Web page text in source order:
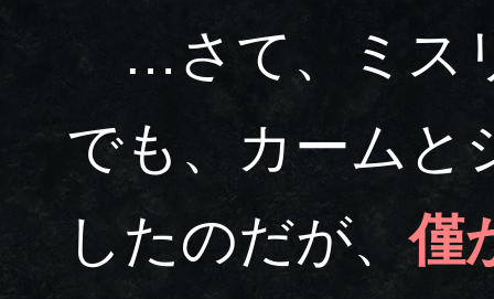
…さて、ミス
でも、カームと
したのだが、僅